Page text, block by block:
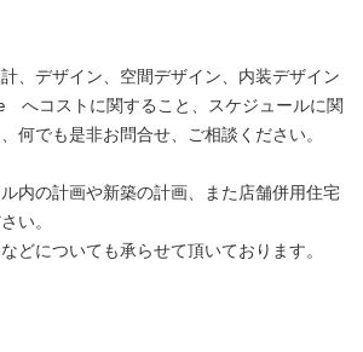
、デザイン、空間デザイン、内装デザイン
へコストに関すること、スケジュールに関
何でも是非お問合せ、ご相談ください。
内の計画や新築の計画、また店舗併用住宅
い。
どについても承らせて頂いております。